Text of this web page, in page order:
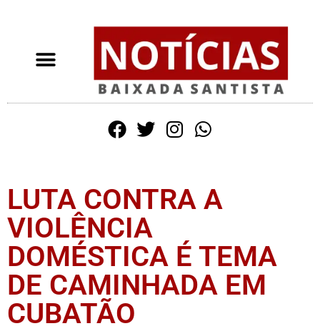
LUTA CONTRA A
VIOLÊNCIA
DOMÉSTICA É TEMA
DE CAMINHADA EM
CUBATÃO